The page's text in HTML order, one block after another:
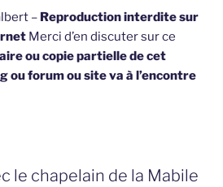
– Reproduction interdite sur
Merci d’en discuter sur ce
ou copie partielle de cet
ou forum ou site va à l’encontre
le chapelain de la Mabile